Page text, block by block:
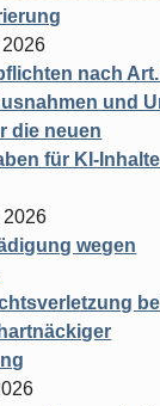
2026
nach Art.
und
die neuen
für KI-
2026
wegen